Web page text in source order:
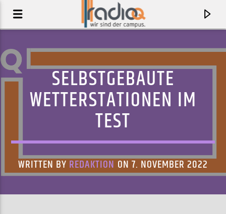
SELBSTGEBAUTE
WETTERSTATIONEN IM
TEST
WRITTEN BY REDAKTION ON 7. NOVEMBER 2022